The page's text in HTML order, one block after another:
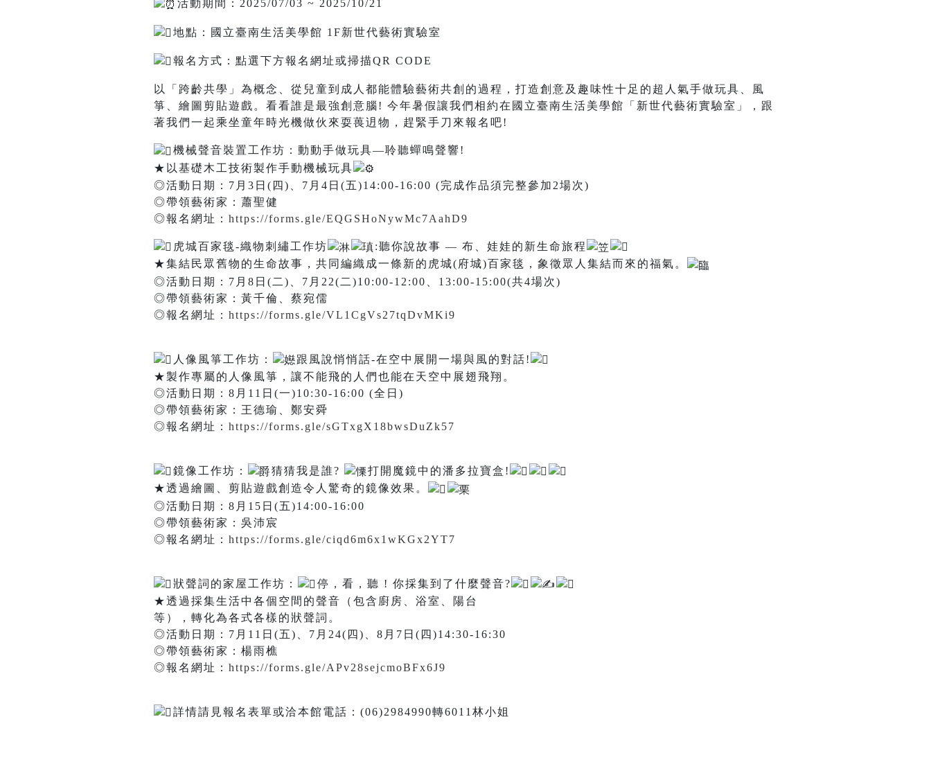
活動期間：2025/07/03 ~ 2025/10/21
地點：國立臺南生活美學館 1F新世代藝術實驗室
報名方式：點選下方報名網址或掃描QR CODE
以「跨齡共學」為概念、從兒童到成人都能體驗藝術共創的過程，打造創意及趣味性十足的超人氣手做玩具、風
箏、繪圖剪貼遊戲。看看誰是最強創意腦! 今年暑假讓我們相約在國立臺南生活美學館「新世代藝術實驗室」，跟
著我們一起乘坐童年時光機做伙來耍葨迌物，趕緊手刀來報名吧!
機械聲音裝置工作坊：動動手做玩具—聆聽蟬鳴聲響!
★以基礎木工技術製作手動機械玩具
◎活動日期：7月3日(四)、7月4日(五)14:00-16:00 (完成作品須完整參加2場次)
◎帶領藝術家：蕭聖健
◎報名網址： https://forms.gle/EQGSHoNywMc7AahD9
虎城百家毯-織物刺繡工作坊
:聽你說故事 — 布、娃娃的新生命旅程
★集結民眾舊物的生命故事，共同編織成一條新的虎城(府城)百家毯，象徵眾人集結而來的福氣。
◎活動日期：7月8日(二)、7月22(二)10:00-12:00、13:00-15:00(共4場次)
◎帶領藝術家：黃千倫、蔡宛儒
◎報名網址： https://forms.gle/VL1CgVs27tqDvMKi9
人像風箏工作坊：
跟風說悄悄話-在空中展開一場與風的對話!
★製作專屬的人像風箏，讓不能飛的人們也能在天空中展翅飛翔。
◎活動日期：8月11日(一)10:30-16:00 (全日)
◎帶領藝術家：王德瑜、鄭安舜
◎報名網址： https://forms.gle/sGTxgX18bwsDuZk57
鏡像工作坊： 猜猜我是誰?
打開魔鏡中的潘多拉寶盒!
★透過繪圖、剪貼遊戲創造令人驚奇的鏡像效果。
◎活動日期：8月15日(五)14:00-16:00
◎帶領藝術家：吳沛宸
◎報名網址： https://forms.gle/ciqd6m6x1wKGx2YT7
狀聲詞的家屋工作坊：
停，看，聽 ! 你採集到了什麼聲音?
★透過採集生活中各個空間的聲音（包含廚房、浴室、陽台
等），轉化為各式各樣的狀聲詞。
◎活動日期：7月11日(五)、7月24(四)、8月7日(四)14:30-16:30
◎帶領藝術家：楊雨樵
◎報名網址： https://forms.gle/APv28sejcmoBFx6J9
詳情請見報名表單或洽本館電話：(06)2984990轉6011林小姐